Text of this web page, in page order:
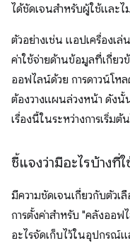
ได้ชัดเจนสำหรับผู้ใช้และ
ตัวอย่างเช่น แอปเครื่องเ
ค่าใช้จ่ายด้านข้อมูลที่เกี่ยว
ออฟไลน์ด้วย การดาวน์โห
ต้องวางแผนล่วงหน้า ดังนั้
เรื่องนี้ในระหว่างการเริ่มต้
ชี้แจงว่ามีอะไรบ้าง
มีความชัดเจนเกี่ยวกับตัว
การตั้งค่าสำหรับ "คลังออฟ
อะไรจัดเก็บไว้ในอุปกรณ์